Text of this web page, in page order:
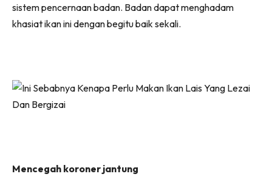
sistem pencernaan badan. Badan dapat menghadam
khasiat ikan ini dengan begitu baik sekali.
Mencegah koroner jantung